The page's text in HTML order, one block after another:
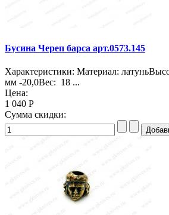
Бусина Череп барса арт.0573.145
Характеристики: Материал:
мм -20,0Вес: 18 ...
Цена:
1 040 Р
Сумма скидки: